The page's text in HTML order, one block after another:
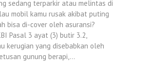
sedang terparkir atau melintas di
mobil kamu rusak akibat puting
bisa di-cover oleh asuransi?
Pasal 3 ayat (3) butir 3.2,
kerugian yang disebabkan oleh
gunung berapi,…